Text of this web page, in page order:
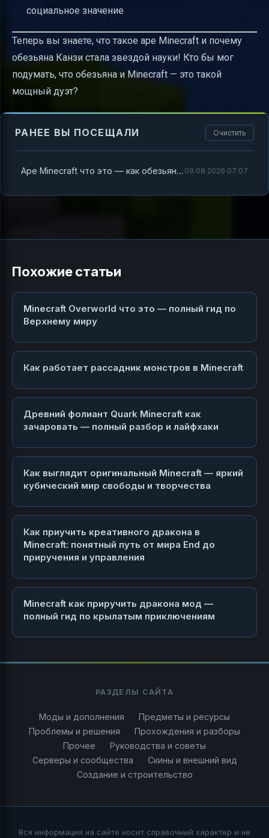
социальное значение
Теперь вы знаете, что такое ape Minecraft и почему
обезьяна Канзи стала звездой науки! Кто бы мог
подумать, что обезьяна и Minecraft — это такой
мощный дуэт?
РАНЕЕ ВЫ ПОСЕЩАЛИ Очистить
Ape Minecraft что это — как обезьяна Канзи покорила виртуальный мир 09.08.2026 07:07
Похожие статьи
Minecraft Overworld что это — полный гид по
Верхнему миру
Как работает рассадник монстров в Minecraft
Древний фолиант Quark Minecraft как
зачаровать — полный разбор и лайфхаки
Как выглядит оригинальный Minecraft — яркий
кубический мир свободы и творчества
Как приучить креативного дракона в
Minecraft: понятный путь от мира End до
приручения и управления
Minecraft как приручить дракона мод —
полный гид по крылатым приключениям
РАЗДЕЛЫ САЙТА
Моды и дополнения
Предметы и ресурсы
Проблемы и решения
Прохождения и разборы
Прочее
Руководства и советы
Серверы и сообщества
Скины и внешний вид
Создание и строительство
Вся информация на сайте носит справочный характер и не